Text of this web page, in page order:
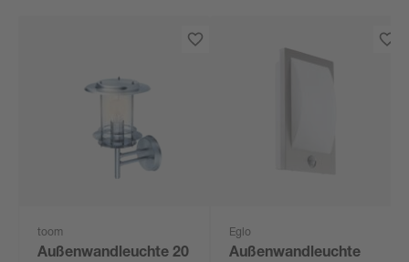
toom
Außenwandleuchte 20
Eglo
Außenwandleuchte